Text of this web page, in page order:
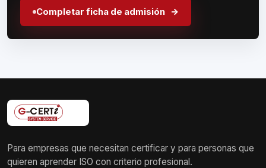
Completar ficha de admisión
Para empresas que necesitan certificar y para personas que
quieren aprender ISO con criterio profesional.